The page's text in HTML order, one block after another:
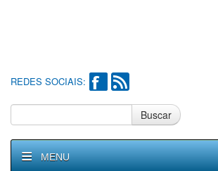
REDES SOCIAIS:
Buscar
MENU